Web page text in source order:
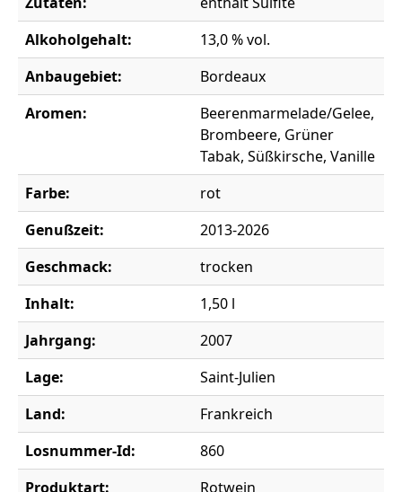
Alkoholgehalt:
13,0 % vol.
Anbaugebiet:
Bordeaux
Aromen:
Beerenmarmelade/Gelee,
Brombeere, Grüner
Tabak, Süßkirsche, Vanille
Farbe:
rot
Genußzeit:
2013-2026
Geschmack:
trocken
Inhalt:
1,50 l
Jahrgang:
2007
Lage:
Saint-Julien
Land:
Frankreich
Losnummer-Id:
860
Produktart:
Rotwein